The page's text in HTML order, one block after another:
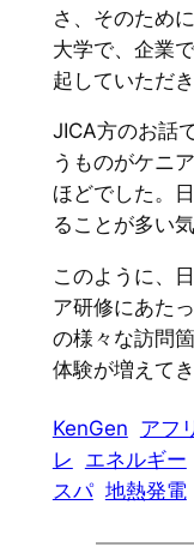
さ、そのため
大学で、企業
起していただき
JICA方のお話
うものがケニ
ほどでした。
ることが多い
このように、
ア研修にあた
の様々な訪問
体験が増えてき
KenGen アフ
レ
エネルギー
スパ 地熱発電